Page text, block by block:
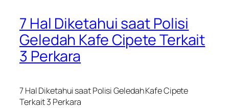
7 Hal Diketahui saat Polisi
Geledah Kafe Cipete Terkait
3 Perkara
7 Hal Diketahui saat Polisi Geledah Kafe Cipete
Terkait 3 Perkara